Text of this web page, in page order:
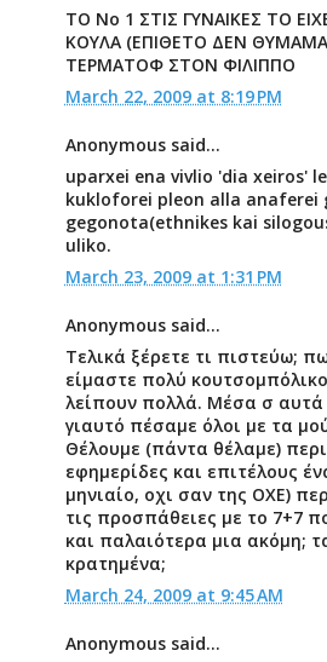
ΤΟ Νο 1 ΣΤΙΣ ΓΥΝΑΙΚΕΣ ΤΟ
ΚΟΥΛΑ (ΕΠΙΘΕΤΟ ΔΕΝ
ΤΕΡΜΑΤΟΦ ΣΤΟΝ ΦΙΛΙΠΠΟ
March 22, 2009 at 8:19 PM
Anonymous said...
uparxei ena vivlio 'dia xeiros'
kukloforei pleon alla anaferei
gegonota(ethnikes kai
uliko.
March 23, 2009 at 1:31 PM
Anonymous said...
Τελικά ξέρετε τι πιστεύω;
είμαστε πολύ
λείπουν πολλά. Μέσα σ αυτά
γιαυτό πέσαμε όλοι με τα
Θέλουμε (πάντα θέλαμε)
εφημερίδες και επιτέλους
μηνιαίο, οχι σαν της ΟΧΕ)
τις προσπάθειες με το 7+7
και παλαιότερα μια ακόμη;
κρατημένα;
March 24, 2009 at 9:45 AM
Anonymous said...